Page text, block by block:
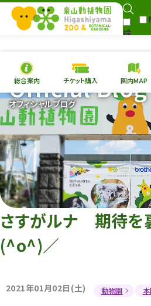
検
総合案内 チケット購入 園内MAP
オフィシャルブログ
Official Blog
さすがルナ 期待を
(^o^)／
2021年01月02日(土) 動物園